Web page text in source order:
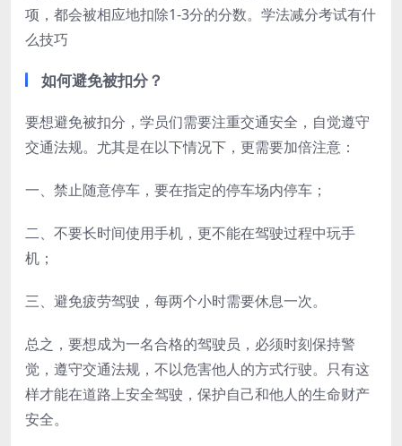
项，都会被相应地扣除1-3分的分数。学法减分考试有什
么技巧
如何避免被扣分？
要想避免被扣分，学员们需要注重交通安全，自觉遵守
交通法规。尤其是在以下情况下，更需要加倍注意：
一、禁止随意停车，要在指定的停车场内停车；
二、不要长时间使用手机，更不能在驾驶过程中玩手
机；
三、避免疲劳驾驶，每两个小时需要休息一次。
总之，要想成为一名合格的驾驶员，必须时刻保持警
觉，遵守交通法规，不以危害他人的方式行驶。只有这
样才能在道路上安全驾驶，保护自己和他人的生命财产
安全。